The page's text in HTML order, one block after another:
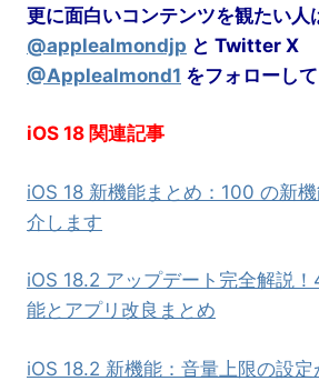
更に面白いコンテンツを観たい
@applealmondjp と Twitter X
@Applealmond1 をフォローし
iOS 18 関連記事
iOS 18 新機能まとめ：100 の新
介します
iOS 18.2 アップデート完全解説
能とアプリ改良まとめ
iOS 18.2 新機能：音量上限の設定